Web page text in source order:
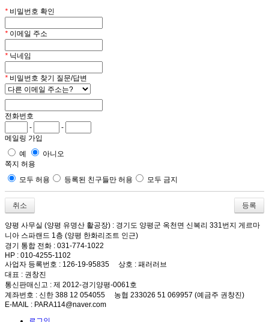
* 비밀번호 확인
* 이메일 주소
* 닉네임
* 비밀번호 찾기 질문/답변
전화번호
-
-
메일링 가입
예
아니오
쪽지 허용
모두 허용
등록된 친구들만 허용 모두 금지
취소
양평 사무실 (양평 유명산 활공장) : 경기도 양평군 옥천면 신복리 331번지 게르마
니아 스파랜드 1층 (양평 한화리조트 인근)
경기 통합 전화 : 031-774-1022
HP : 010-4255-1102
사업자 등록번호 : 126-19-95835 상호 : 패러러브
대표 : 권창진
통신판매신고 : 제 2012-경기양평-0061호
계좌번호 : 신한 388 12 054055 농협 233026 51 069957 (예금주 권창진)
E-MAIL : PARA114@naver.com